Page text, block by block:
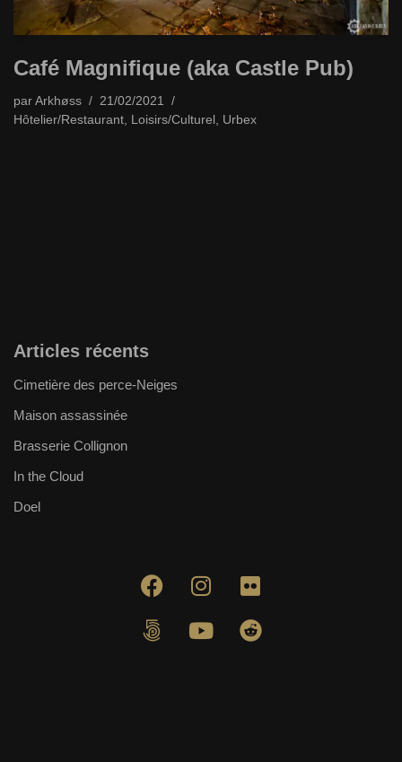
Café Magnifique (aka Castle Pub)
par Arkhøss
21/02/2021
Hôtelier/Restaurant, Loisirs/Culturel , Urbex
Articles récents
Cimetière des perce-Neiges
Maison assassinée
Brasserie Collignon
In the Cloud
Doel